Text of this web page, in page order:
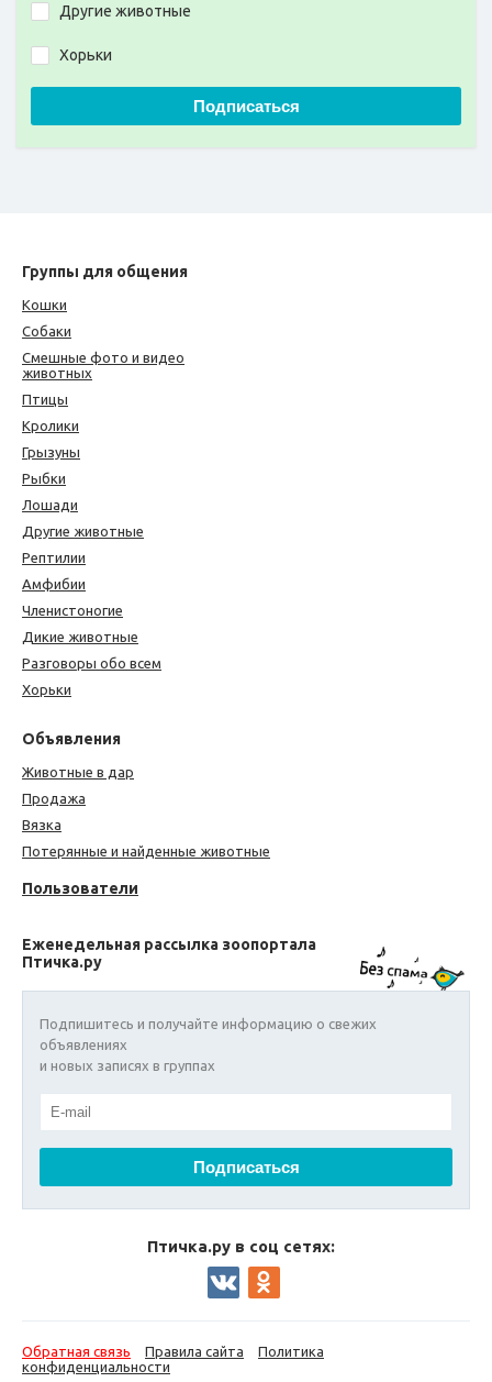
Другие животные
Хорьки
Подписаться
Группы для общения
Кошки
Собаки
Смешные фото и видео
животных
Птицы
Кролики
Грызуны
Рыбки
Лошади
Другие животные
Рептилии
Амфибии
Членистоногие
Дикие животные
Разговоры обо всем
Хорьки
Объявления
Животные в дар
Продажа
Вязка
Потерянные и найденные животные
Пользователи
Еженедельная рассылка зоопортала
Птичка.ру
Подпишитесь и получайте информацию о свежих
объявлениях
и новых записях в группах
Птичка.ру в соц сетях:
Обратная связь Правила сайта
Политика
конфиденциальности